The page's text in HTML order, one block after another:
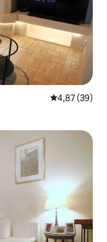
Gemiddelde
4,87 (39)